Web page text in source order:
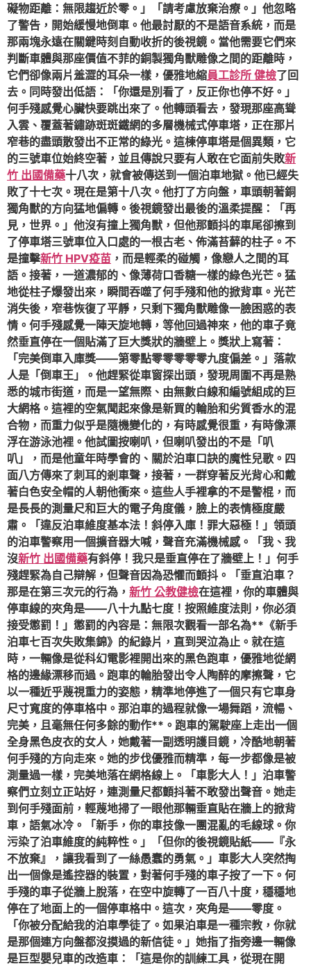
礙物距離：無限趨近於零。」「請考慮放棄治療。」他忽略
了警告，開始緩慢地倒車。他最討厭的不是語音系統，而是
那兩塊永遠在關鍵時刻自動收折的後視鏡。當他需要它們來
判斷車體與那座價值不菲的銅製獨角獸雕像之間的距離時，
它們卻像兩片羞澀的耳朵一樣，優雅地縮員工診所 健檢了回
去。同時發出低語：「你還是別看了，反正你也停不好。」
何手殘感覺心臟快要跳出來了。他轉頭看去，發現那座高聳
入雲、覆蓋著鏽跡斑斑鐵網的多層機械式停車塔，正在那片
窄巷的盡頭散發出不正常的綠光。這棟停車塔是個異類，它
的三號車位始終空著，並且傳說只要有人敢在它面前失敗新
竹 出國備藥十八次，就會被傳送到一個泊車地獄。他已經失
敗了十七次。現在是第十八次。他打了方向盤，車頭朝著銅
獨角獸的方向猛地偏轉。後視鏡發出最後的溫柔提醒：「再
見，世界。」他沒有撞上獨角獸，但他那顫抖的車尾卻擦到
了停車塔三號車位入口處的一根古老、佈滿苔蘚的柱子。不
是撞擊新竹 HPV疫苗 ，而是輕柔的碰觸，像戀人之間的耳
語。接著，一道濃郁的、像薄荷口香糖一樣的綠色光芒。猛
地從柱子爆發出來，瞬間吞噬了何手殘和他的掀背車。光芒
消失後，窄巷恢復了平靜，只剩下獨角獸雕像一臉困惑的表
情。何手殘感覺一陣天旋地轉，等他回過神來，他的車子竟
然垂直停在一個貼滿了巨大獎狀的牆壁上。獎狀上寫著：
「完美倒車入庫獎——第零點零零零零零九度偏差。」落款
人是「倒車王」。他趕緊從車窗探出頭，發現周圍不再是熟
悉的城市街道，而是一望無際、由無數白線和編號組成的巨
大網格。這裡的空氣聞起來像是新買的輪胎和劣質香水的混
合物，而重力似乎是隨機變化的，有時感覺很重，有時像漂
浮在游泳池裡。他試圖按喇叭，但喇叭發出的不是「叭
叭」，而是他童年時學會的、關於泊車口訣的魔性兒歌。四
面八方傳來了刺耳的剎車聲，接著，一群穿著反光背心和戴
著白色安全帽的人朝他衝來。這些人手裡拿的不是警棍，而
是長長的測量尺和巨大的電子角度儀，臉上的表情極度嚴
肅。「違反泊車維度基本法！斜停入庫！罪大惡極！」領頭
的泊車警察用一個擴音器大喊，聲音充滿機械感。「我、我
沒新竹 出國備藥有斜停！我只是垂直停在了牆壁上！」何手
殘趕緊為自己辯解，但聲音因為恐懼而顫抖。「垂直泊車？
那是在第三次元的行為， 新竹 公教健檢在這裡，你的車體與
停車線的夾角是——八十九點七度！按照維度法則，你必須
接受懲罰！」懲罰的內容是：無限次觀看一部名為**《新手
泊車七百次失敗集錦》的紀錄片，直到哭泣為止。就在這
時，一輛像是從科幻電影裡開出來的黑色跑車，優雅地從網
格的邊緣漂移而過。跑車的輪胎發出令人陶醉的摩擦聲，它
以一種近乎蔑視重力的姿態，精準地停進了一個只有它車身
尺寸寬度的停車格中。那泊車的過程就像一場舞蹈，流暢、
完美，且毫無任何多餘的動作**。跑車的駕駛座上走出一個
全身黑色皮衣的女人，她戴著一副透明護目鏡，冷酷地朝著
何手殘的方向走來。她的步伐優雅而精準，每一步都像是被
測量過一樣，完美地落在網格線上。「車影大人！」泊車警
察們立刻立正站好，連測量尺都顫抖著不敢發出聲音。她走
到何手殘面前，輕蔑地掃了一眼他那輛垂直貼在牆上的掀背
車，語氣冰冷。「新手，你的車技像一團混亂的毛線球。你
污染了泊車維度的純粹性。」「但你的後視鏡貼紙——『永
不放棄』，讓我看到了一絲愚蠢的勇氣。」車影大人突然掏
出一個像是遙控器的裝置，對著何手殘的車子按了一下。何
手殘的車子從牆上脫落，在空中旋轉了一百八十度，穩穩地
停在了地面上的一個停車格中。這次，夾角是——零度。
「你被分配給我的泊車學徒了。如果泊車是一種宗教，你就
是那個連方向盤都沒摸過的新信徒。」她指了指旁邊一輛像
是巨型嬰兒車的改造車：「這是你的訓練工具，從現在開